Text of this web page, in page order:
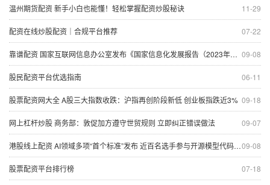
11-29
温州期货配资 新手小白也能懂！轻松掌握配资炒股秘诀
07-22
配资在线炒股配资｜合规平台推荐
09-08
靠谱配资 国家互联网信息办公室发布《国家信息化发展报告（2023年）》
06-11
股民配资平台优选指南
09-18
股票配资网大全 A股三大指数收跌：沪指再创阶段新低 创业板指跌近3%
09-07
网上杠杆炒股 商务部：敦促加方遵守世贸规则 立即纠正错误做法
09-08
港股线上配资 AI领域多项“首个标准”发布 近百名选手参与开源模型代码接力对抗“深度伪造”
07-18
股票配资平台排行榜